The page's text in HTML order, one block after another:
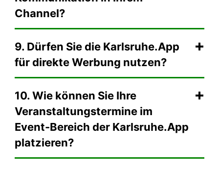
Channel?
9. Dürfen Sie die Karlsruhe.App
für direkte Werbung nutzen?
10. Wie können Sie Ihre
Veranstaltungstermine im
Event-Bereich der Karlsruhe.App
platzieren?